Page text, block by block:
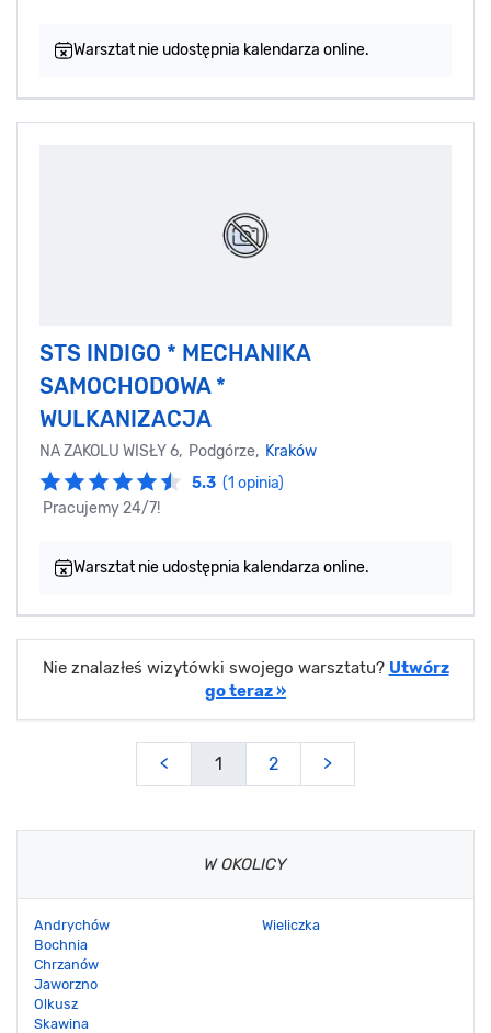
Warsztat nie udostępnia kalendarza online.
STS INDIGO * MECHANIKA
SAMOCHODOWA *
WULKANIZACJA
NA ZAKOLU WISŁY 6, Podgórze, Kraków
5.3 (1 opinia)
Pracujemy 24/7!
Warsztat nie udostępnia kalendarza online.
Nie znalazłeś wizytówki swojego warsztatu? Utwórz
go teraz »
< 1 2 >
W OKOLICY
Andrychów
Bochnia
Chrzanów
Jaworzno
Olkusz
Skawina
Wieliczka